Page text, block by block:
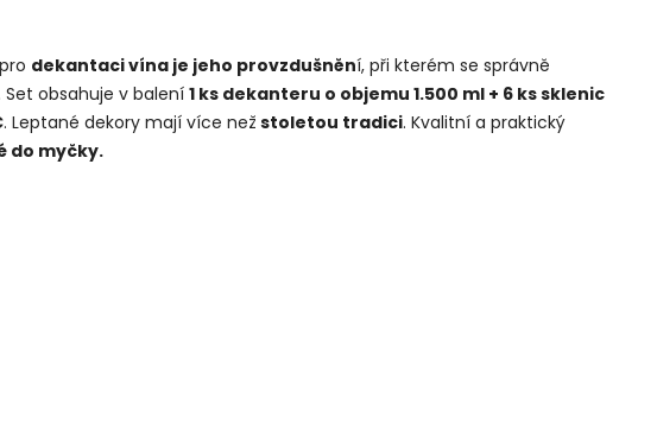
dekantaci vína je jeho provzdušnění, při kterém se správně
Set obsahuje v balení 1 ks dekanteru o objemu 1.500 ml + 6 ks sklenic
. Leptané dekory mají více než stoletou tradici. Kvalitní a praktický
do myčky.